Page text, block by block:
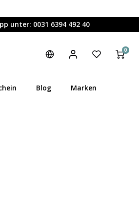
unter: 0031 6394 492 40
0
Blog Marken